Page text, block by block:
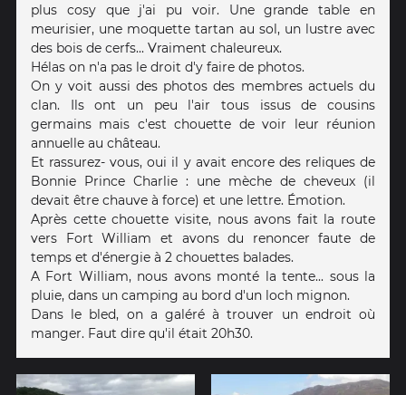
plus cosy que j'ai pu voir. Une grande table en
meurisier, une moquette tartan au sol, un lustre avec
des bois de cerfs... Vraiment chaleureux.
Hélas on n'a pas le droit d'y faire de photos.
On y voit aussi des photos des membres actuels du
clan. Ils ont un peu l'air tous issus de cousins
germains mais c'est chouette de voir leur réunion
annuelle au château.
Et rassurez- vous, oui il y avait encore des reliques de
Bonnie Prince Charlie : une mèche de cheveux (il
devait être chauve à force) et une lettre. Émotion.
Après cette chouette visite, nous avons fait la route
vers Fort William et avons du renoncer faute de
temps et d'énergie à 2 chouettes balades.
A Fort William, nous avons monté la tente... sous la
pluie, dans un camping au bord d'un loch mignon.
Dans le bled, on a galéré à trouver un endroit où
manger. Faut dire qu'il était 20h30.